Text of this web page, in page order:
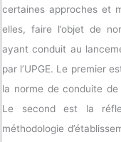
certaines approches et
elles, faire l’objet de
ayant conduit au
par l’UPGE. Le premier
la norme de conduite
Le second est la
méthodologie